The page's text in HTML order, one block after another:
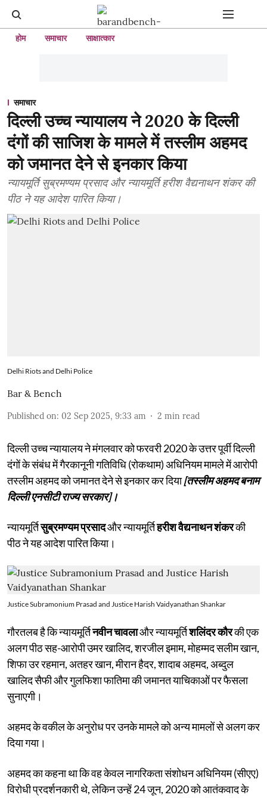
होम समाचार साक्षात्कार
समाचार
दिल्ली उच्च न्यायालय ने 2020 के दिल्ली
दंगों की साजिश के मामले में तस्लीम अहमद
को जमानत देने से इनकार किया
न्यायमूर्ति सुब्रमण्यम प्रसाद और न्यायमूर्ति हरीश वैद्यनाथन शंकर की
पीठ ने यह आदेश पारित किया।
Delhi Riots and Delhi Police
Bar & Bench
Published on: 02 Sep 2025, 9:33 am 2 min read
दिल्ली उच्च न्यायालय ने मंगलवार को फरवरी 2020 के उत्तर पूर्वी दिल्ली
दंगों के संबंध में गैरकानूनी गतिविधि (रोकथाम) अधिनियम मामले में आरोपी
तस्लीम अहमद को जमानत देने से इनकार कर दिया[तस्लीम अहमद बनाम
दिल्ली एनसीटी राज्य सरकार]।
न्यायमूर्तिसुब्रमण्यम प्रसादऔर न्यायमूर्तिहरीश वैद्यनाथन शंकरकी
पीठ ने यह आदेश पारित किया।
Justice Subramonium Prasad and Justice Harish Vaidyanathan Shankar
गौरतलब है कि न्यायमूर्तिनवीन चावलाऔर न्यायमूर्तिशलिंदर कौरकी एक
अलग पीठ सह-आरोपी उमर खालिद, शरजील इमाम, मोहम्मद सलीम खान,
शिफा उर रहमान, अतहर खान, मीरान हैदर, शादाब अहमद, अब्दुल
खालिद सैफी और गुलफिशा फातिमा की जमानत याचिकाओं पर फैसला
सुनाएगी।
अहमद के वकील के अनुरोध पर उनके मामले को अन्य मामलों से अलग कर
दिया गया।
अहमद का कहना था कि वह केवल नागरिकता संशोधन अधिनियम (सीएए)
विरोधी प्रदर्शनकारी थे, लेकिन उन्हें 24 जून, 2020 को आतंकवाद के